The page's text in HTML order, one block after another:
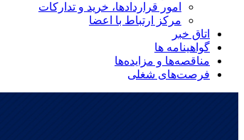
امور قراردادها، خرید و تدارکات
مرکز ارتباط با اعضا
اتاق خبر
گواهینامه ها
مناقصه‌ها و مزایده‌ها
فرصت‌های شغلی